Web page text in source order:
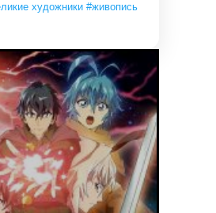
художники #живопись